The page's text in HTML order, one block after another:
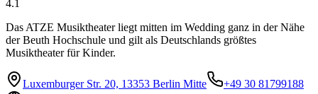
4.1
Das ATZE Musiktheater liegt mitten im Wedding ganz in der Nähe
der Beuth Hochschule und gilt als Deutschlands größtes
Musiktheater für Kinder.
Luxemburger Str. 20, 13353 Berlin Mitte
+49 30 81799188